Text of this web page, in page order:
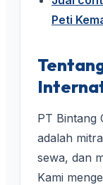
Peti
PT Bintang
adalah
sewa, dan
Kami